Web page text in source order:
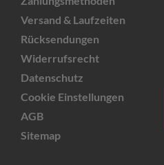
Versand & Laufzeiten
Rücksendungen
Widerrufsrecht
Datenschutz
Cookie Einstellungen
AGB
Sitemap